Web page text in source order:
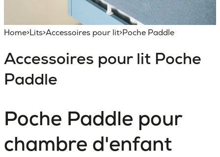
Home>Lits>Accessoires pour lit>Poche Paddle
Accessoires pour lit Poche
Paddle
Poche Paddle pour
chambre d'enfant